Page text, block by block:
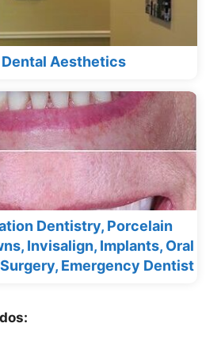
Dental Aesthetics
Dentistry, Porcelain
Invisalign, Implants, Oral
Emergency Dentist